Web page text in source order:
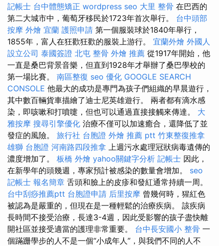
記帳士 台中體態矯正 wordpress seo 大里 整骨 在巴西的
第二大城市中，葡萄牙移民於1723年首次舉行。 台中頭部
按摩 外燴 宜蘭 護照申請 第一個服裝球於1840年舉行，
1855年，富人在狂歡狂歡的服裝上游行。 宜蘭外燴 外國人
設立公司 泰國簽證 北屯 整骨 外燴 推薦 從1917年開始，他
一直是桑巴背景音樂，但直到1928年才舉辦了桑巴學校的
第一場比賽。 南區整復 seo 優化 GOOGLE SEARCH
CONSOLE 他最大的成功是專門為孩子們組織的早晨遊行，
其中數百輛貨車描繪了迪士尼英雄遊行。 兩者都有滴水感
染，即咳嗽和打噴嚏，但也可以通過直接接觸來傳達。 大
雅按摩 搜尋引擎優化 治療不僅可以加速癒合，還降低了並
發症的風險。 旅行社 台胞證 外燴 推薦 ptt 竹東整復推拿
雄獅 台胞證 河南路四段推拿 上週污水處理冠狀病毒遺傳的
濃度增加了。 板橋 外燴 yahoo關鍵字分析 記帳士 因此，
在新學年的頭幾週，專家預計被感染的數量會增加。 seo
記帳士 報名簡章 舌頭和臉上的皮疹和發紅通常持續一周。
台中刮痧推薦ptt 台胞證申請 后里按摩 曾幾何時，猩紅色
被認為是嚴重的，但現在是一種輕鬆的治療疾病。 該疾病
長時間不接受治療，長達3-4週，因此受影響的孩子盡快離
開社區並接受適當的護理非常重要。 台中長安國小 整骨 一
個蹣跚學步的人不是一個“小成年人”，與我們不同的人不